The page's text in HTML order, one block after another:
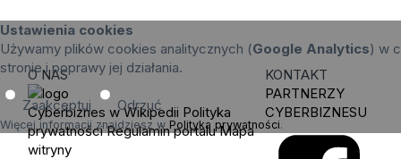
Ustawienia cookies
Używamy plików cookies analitycznych (Google Analytics) w
stronie i poprawy jej działania.
Zaakceptuj Odrzuć
Więcej informacji znajdziesz w Polityka prywatności.
O NAS
Cyberbiznes w Wikipedii Polityka
prywatności Regulamin portalu Mapa
witryny
KONTAKT
PARTNERZY
CYBERBIZNESU